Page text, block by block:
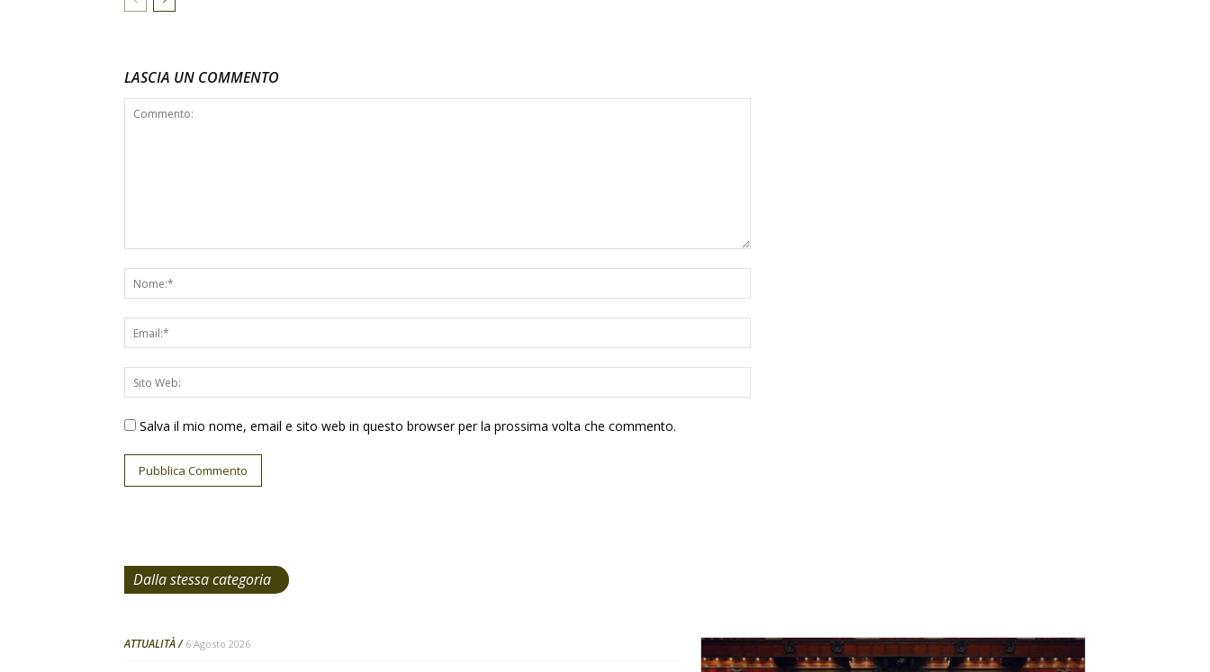
LASCIA UN COMMENTO
Salva il mio nome, email e sito web in questo browser per la prossima volta che commento.
Dalla stessa categoria
ATTUALITÀ 6 Agosto 2026